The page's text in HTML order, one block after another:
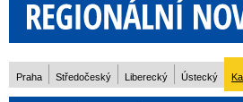
Praha Středočeský Liberecký Ústecký